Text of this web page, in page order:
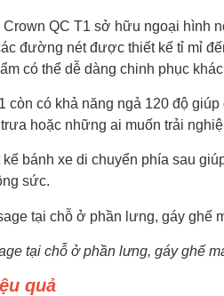
QC T1 sở hữu ngoại hình
đường nét được thiết kế tỉ mỉ
có thể dễ dàng chinh phục
còn có khả năng ngả 120 độ
hoặc những ai muốn trải
bánh xe di chuyển phía sau
sức.
tại chỗ ở phần lưng, gáy ghế
quả